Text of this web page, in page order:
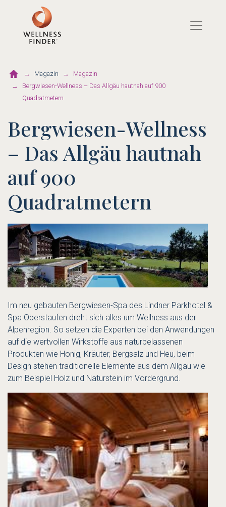
Magazin
Magazin
Bergwiesen-Wellness – Das Allgäu hautnah auf 900
Quadratmetern
Bergwiesen-Wellness
– Das Allgäu hautnah
auf 900
Quadratmetern
Im neu gebauten Bergwiesen-Spa des Lindner Parkhotel &
Spa Oberstaufen dreht sich alles um Wellness aus der
Alpenregion. So setzen die Experten bei den Anwendungen
auf die wertvollen Wirkstoffe aus naturbelassenen
Produkten wie Honig, Kräuter, Bergsalz und Heu, beim
Design stehen traditionelle Elemente aus dem Allgäu wie
zum Beispiel Holz und Naturstein im Vordergrund.